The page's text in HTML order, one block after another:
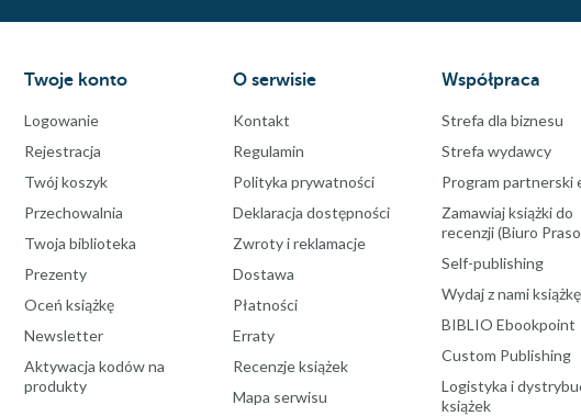
Twoje konto
Logowanie
Rejestracja
Twój koszyk
Przechowalnia
Twoja biblioteka
Prezenty
Oceń książkę
Newsletter
Aktywacja kodów na
produkty
O serwisie
Kontakt
Regulamin
Polityka prywatności
Deklaracja dostępności
Zwroty i reklamacje
Dostawa
Płatności
Erraty
Recenzje książek
Mapa serwisu
Współpraca
Strefa dla biznesu
Strefa wydawcy
Program partnerski
Zamawiaj książki do
recenzji (Biuro
Self-publishing
Wydaj z nami książkę
BIBLIO Ebookpoint
Custom Publishing
Logistyka i
książek